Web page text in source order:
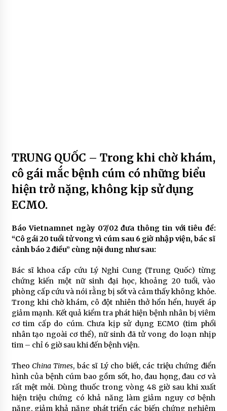
TRUNG QUỐC – Trong khi chờ khám,
cô gái mắc bệnh cúm có những biểu
hiện trở nặng, không kịp sử dụng
ECMO.
Báo Vietnamnet ngày 07/02 đưa thông tin với tiêu đề:
“Cô gái 20 tuổi tử vong vì cúm sau 6 giờ nhập viện, bác sĩ
cảnh báo 2 điều” cùng nội dung như sau:
Bác sĩ khoa cấp cứu Lý Nghi Cung (Trung Quốc) từng
chứng kiến một nữ sinh đại học, khoảng 20 tuổi, vào
phòng cấp cứu và nói rằng bị sốt và cảm thấy không khỏe.
Trong khi chờ khám, cô đột nhiên thở hổn hển, huyết áp
giảm mạnh. Kết quả kiểm tra phát hiện bệnh nhân bị viêm
cơ tim cấp do cúm. Chưa kịp sử dụng ECMO (tim phổi
nhân tạo ngoài cơ thể), nữ sinh đã tử vong do loạn nhịp
tim – chỉ 6 giờ sau khi đến bệnh viện.
Theo China Times, bác sĩ Lý cho biết, các triệu chứng điển
hình của bệnh cúm bao gồm sốt, ho, đau họng, đau cơ và
rất mệt mỏi. Dùng thuốc trong vòng 48 giờ sau khi xuất
hiện triệu chứng có khả năng làm giảm nguy cơ bệnh
nặng, giảm khả năng phát triển các biến chứng nghiêm